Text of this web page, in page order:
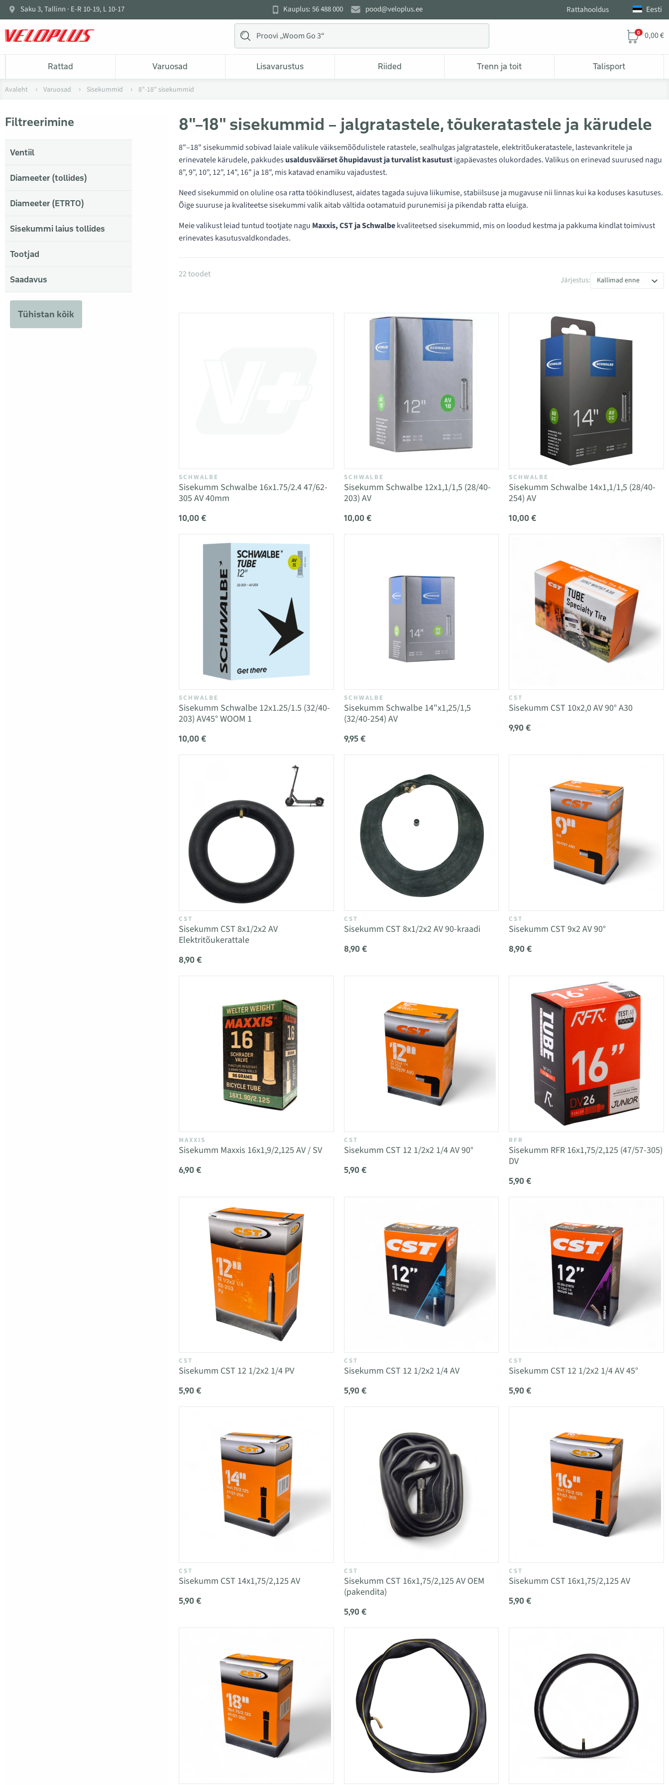
Saku 3, Tallinn · E-R 10-19, L 10-17 Kauplus: 56 488 000 pood@veloplus.ee Rattahooldus Eesti
0 0,00 €
Rattad Varuosad Lisavarustus Riided Trenn ja toit Talisport
Avaleht Varuosad Sisekummid 8"-18" sisekummid
8"–18" sisekummid – jalgratastele, tõukeratastele ja kärudele
8"–18" sisekummid sobivad laiale valikule väiksemõõdulistele ratastele, sealhulgas jalgratastele, elektritõukeratastele, lastevankritele ja
erinevatele kärudele, pakkudesusaldusväärset õhupidavust ja turvalist kasutustigapäevastes olukordades. Valikus on erinevad suurused nagu
8", 9", 10", 12", 14", 16" ja 18", mis katavad enamiku vajadustest.
Need sisekummid on oluline osa ratta töökindlusest, aidates tagada sujuva liikumise, stabiilsuse ja mugavuse nii linnas kui ka koduses kasutuses.
Õige suuruse ja kvaliteetse sisekummi valik aitab vältida ootamatuid purunemisi ja pikendab ratta eluiga.
Meie valikust leiad tuntud tootjate nagu Maxxis, CST ja Schwalbekvaliteetsed sisekummid, mis on loodud kestma ja pakkuma kindlat toimivust
erinevates kasutusvaldkondades.
Filtreerimine
Ventiil
Diameeter (tollides)
Diameeter (ETRTO)
Sisekummi laius tollides
Tootjad
Saadavus
Tühistan kõik
Tooted kategoorias 8"-18" sisekummid
22 toodet
Järjestus: Kallimad enne
SCHWALBE
Sisekumm Schwalbe 16x1.75/2.4 47/62-
305 AV 40mm
10,00 €
SCHWALBE
Sisekumm Schwalbe 12x1,1/1,5 (28/40-
203) AV
10,00 €
SCHWALBE
Sisekumm Schwalbe 14x1,1/1,5 (28/40-
254) AV
10,00 €
SCHWALBE
Sisekumm Schwalbe 12x1.25/1.5 (32/40-
203) AV45° WOOM 1
10,00 €
SCHWALBE
Sisekumm Schwalbe 14"x1,25/1,5
(32/40-254) AV
9,95 €
CST
Sisekumm CST 10x2,0 AV 90° A30
9,90 €
CST
Sisekumm CST 8x1/2x2 AV
Elektritõukerattale
8,90 €
CST
Sisekumm CST 8x1/2x2 AV 90-kraadi
8,90 €
CST
Sisekumm CST 9x2 AV 90°
8,90 €
MAXXIS
Sisekumm Maxxis 16x1,9/2,125 AV / SV
6,90 €
CST
Sisekumm CST 12 1/2x2 1/4 AV 90°
5,90 €
RFR
Sisekumm RFR 16x1,75/2,125 (47/57-305)
DV
5,90 €
CST
Sisekumm CST 12 1/2x2 1/4 PV
5,90 €
CST
Sisekumm CST 12 1/2x2 1/4 AV
5,90 €
CST
Sisekumm CST 12 1/2x2 1/4 AV 45°
5,90 €
CST
Sisekumm CST 14x1,75/2,125 AV
5,90 €
CST
Sisekumm CST 16x1,75/2,125 AV OEM
(pakendita)
5,90 €
CST
Sisekumm CST 16x1,75/2,125 AV
5,90 €